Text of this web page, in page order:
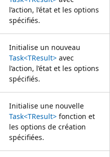
l’action, l’état et les options
spécifiés.
Initialise un nouveau
Task<TResult> avec
l’action, l’état et les options
spécifiés.
Initialise une nouvelle
Task<TResult> fonction et
les options de création
spécifiées.